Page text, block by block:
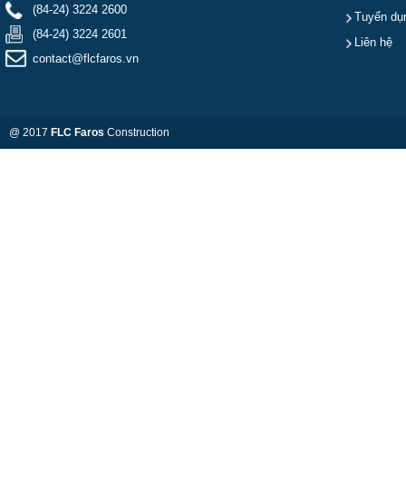
(84-24) 3224 2600
(84-24) 3224 2601
contact@flcfaros.vn
Tuyển
Liên hệ
@ 2017 FLC Faros Construction